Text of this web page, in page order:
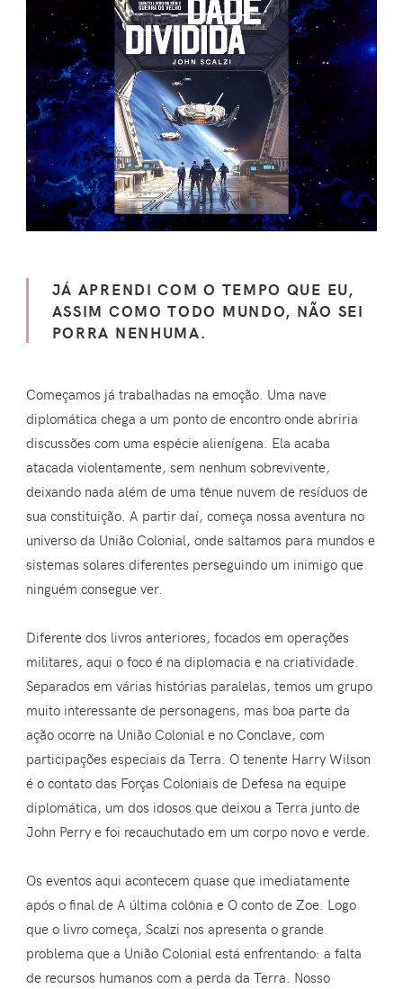
JÁ APRENDI COM O TEMPO QUE EU,
ASSIM COMO TODO MUNDO, NÃO SEI
PORRA NENHUMA.
Começamos já trabalhadas na emoção. Uma nave
diplomática chega a um ponto de encontro onde abriria
discussões com uma espécie alienígena. Ela acaba
atacada violentamente, sem nenhum sobrevivente,
deixando nada além de uma tênue nuvem de resíduos de
sua constituição. A partir daí, começa nossa aventura no
universo da União Colonial, onde saltamos para mundos e
sistemas solares diferentes perseguindo um inimigo que
ninguém consegue ver.
Diferente dos livros anteriores, focados em operações
militares, aqui o foco é na diplomacia e na criatividade.
Separados em várias histórias paralelas, temos um grupo
muito interessante de personagens, mas boa parte da
ação ocorre na União Colonial e no Conclave, com
participações especiais da Terra. O tenente Harry Wilson
é o contato das Forças Coloniais de Defesa na equipe
diplomática, um dos idosos que deixou a Terra junto de
John Perry e foi recauchutado em um corpo novo e verde.
Os eventos aqui acontecem quase que imediatamente
após o final de A última colônia e O conto de Zoe. Logo
que o livro começa, Scalzi nos apresenta o grande
problema que a União Colonial está enfrentando: a falta
de recursos humanos com a perda da Terra. Nosso